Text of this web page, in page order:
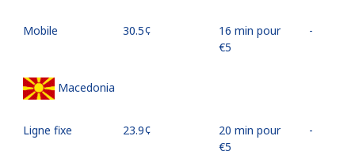
Mobile ⁦30.5¢⁩
16 min pour
⁦€5⁩
-
Macedonia
Ligne fixe ⁦23.9¢⁩
20 min pour
⁦€5⁩
-